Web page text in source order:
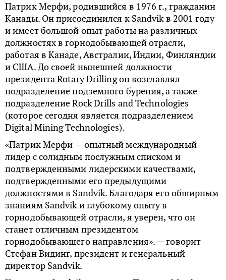
Патрик Мерфи, родившийся в 1976 г., гражданин
Канады. Он присоединился к Sandvik в 2001 году
и имеет большой опыт работы на различных
должностях в горнодобывающей отрасли,
работая в Канаде, Австралии, Индии, Финляндии
и США. До своей нынешней должности
президента Rotary Drilling он возглавлял
подразделение подземного бурения, а также
подразделение Rock Drills and Technologies
(которое сегодня является подразделением
Digital Mining Technologies).
«Патрик Мерфи — опытный международный
лидер с солидным послужным списком и
подтвержденными лидерскими качествами,
подтвержденными его предыдущими
должностями в Sandvik. Благодаря его обширным
знаниям Sandvik и глубокому опыту в
горнодобывающей отрасли, я уверен, что он
станет отличным президентом
горнодобывающего направления». — говорит
Стефан Видинг, президент и генеральный
директор Sandvik.